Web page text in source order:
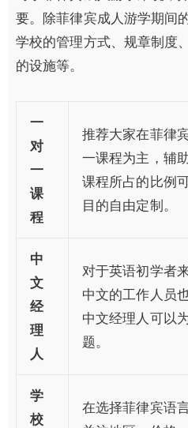
要。除菲律宾成人游学期间
学校的管理方式、规章制度
的设施等。
一
对
一
课
程
推荐大家在菲律
一课程为主，辅
课程所占的比例
目的自由定制。
中
文
经
理
人
对于英语初学者
中文的工作人员
中文经理人可以
题。
学
校
在选择菲律宾语